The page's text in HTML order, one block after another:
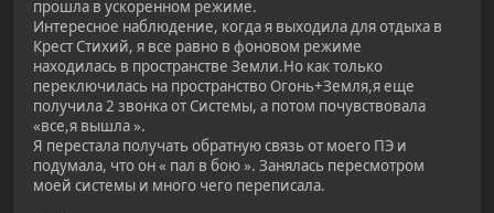
прошла в ускоренном режиме.
Интересное наблюдение, когда я выходила для отдыха в
Крест Стихий, я все равно в фоновом режиме
находилась в пространстве Земли.Но как только
переключилась на пространство Огонь+Земля,я еще
получила 2 звонка от Системы, а потом почувствовала
«все,я вышла ».
Я перестала получать обратную связь от моего ПЭ и
подумала, что он « пал в бою ». Занялась пересмотром
моей системы и много чего переписала.